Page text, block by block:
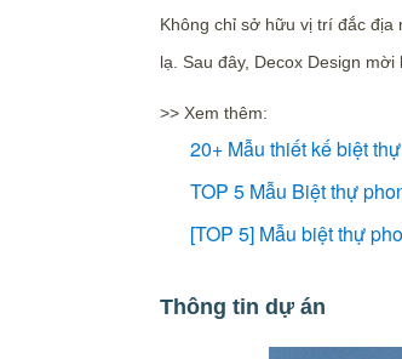
Không chỉ sở hữu vị trí đắc địa
lạ. Sau đây, Decox Design
>> Xem thêm:
20+ Mẫu thiết kế biệt
TOP 5 Mẫu Biệt thự
[TOP 5] Mẫu biệt thự
Thông tin dự án